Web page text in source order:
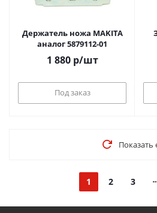
Держатель ножа MAKITA
аналог 5879112-01
1 880р/шт
Под заказ
Показать
1 2 3